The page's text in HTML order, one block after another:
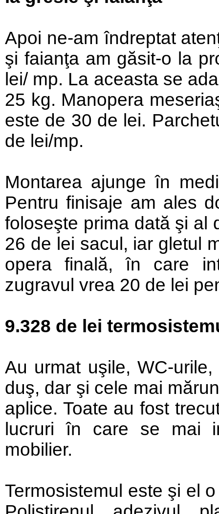
Apoi ne-am îndreptat
şi faianţa am găsit-o la
lei/ mp. La aceasta se
25 kg. Manopera
este de 30 de lei.
de lei/mp.
Montarea ajunge în
Pentru finisaje am ales
foloseşte prima dată şi al
26 de lei sacul, iar gletul
opera finală, în care
zugravul vrea 20 de lei
9.328 de lei
Au urmat uşile, WC-
duş, dar şi cele mai
aplice. Toate au fost
lucruri în care se mai
mobilier.
Termosistemul este şi el